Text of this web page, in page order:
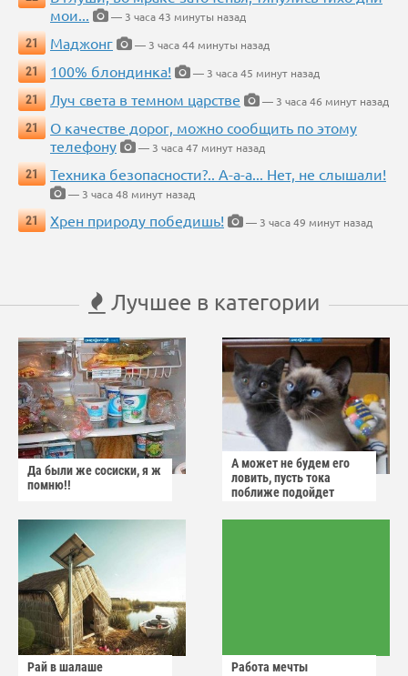
мои...
— 3 часа 43 минуты назад
21
Маджонг
— 3 часа 44 минуты назад
21
100% блондинка!
— 3 часа 45 минут назад
21
Луч света в темном царстве
— 3 часа 46 минут назад
21
О качестве дорог, можно сообщить по этому
телефону
— 3 часа 47 минут назад
21
Техника безопасности?.. А-а-а... Нет, не слышали!
— 3 часа 48 минут назад
21
Хрен природу победишь! — 3 часа 49 минут назад
Лучшее в категории
Да были же сосиски, я ж
помню!!
А может не будем его
ловить, пусть тока
поближе подойдет
Рай в шалаше Работа мечты